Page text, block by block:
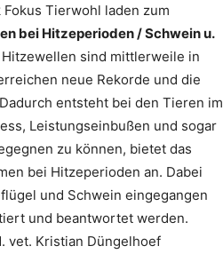
Tierwohl laden zum
bei Hitzeperioden / Schwein u.
sind mittlerweile in
neue Rekorde und die
entsteht bei den Tieren im
Leistungseinbußen und sogar
zu können, bietet das
bei Hitzeperioden an. Dabei
und Schwein eingegangen
und beantwortet werden.
vet. Kristian Düngelhoef